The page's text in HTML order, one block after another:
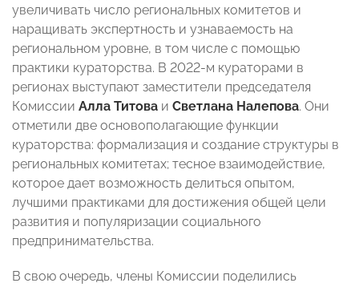
увеличивать число региональных комитетов и
наращивать экспертность и узнаваемость на
региональном уровне, в том числе с помощью
практики кураторства. В 2022-м кураторами в
регионах выступают заместители председателя
Комиссии Алла Титова и Светлана Налепова. Они
отметили две основополагающие функции
кураторства: формализация и создание структуры в
региональных комитетах; тесное взаимодействие,
которое дает возможность делиться опытом,
лучшими практиками для достижения общей цели
развития и популяризации социального
предпринимательства.
В свою очередь, члены Комиссии поделились